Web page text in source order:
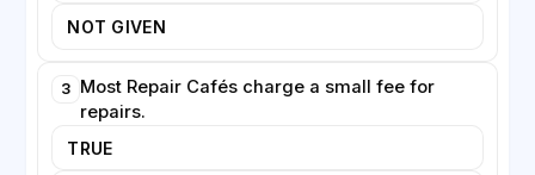
suggesting that the simple act of mending can
the bin.
NOT GIVEN
3 Most Repair Cafés charge a small fee for
repairs.
TRUE